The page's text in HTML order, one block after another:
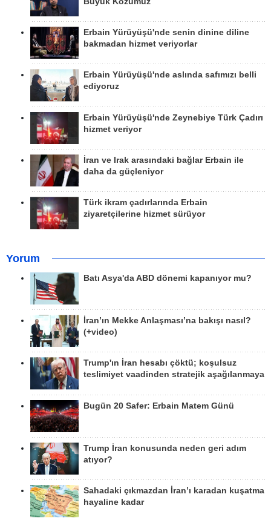
Erbain Yürüyüşü'nde senin dinine diline
bakmadan hizmet veriyorlar
Erbain Yürüyüşü'nde aslında safımızı belli
ediyoruz
Erbain Yürüyüşü'nde Zeynebiye Türk Çadırı
hizmet veriyor
İran ve Irak arasındaki bağlar Erbain ile
daha da güçleniyor
Türk ikram çadırlarında Erbain
ziyaretçilerine hizmet sürüyor
Yorum
Batı Asya'da ABD dönemi kapanıyor mu?
İran’ın Mekke Anlaşması’na bakışı nasıl?
(+video)
Trump'ın İran hesabı çöktü; koşulsuz
teslimiyet vaadinden stratejik aşağılanmaya
Bugün 20 Safer: Erbain Matem Günü
Trump İran konusunda neden geri adım
atıyor?
Sahadaki çıkmazdan İran’ı karadan kuşatma
hayaline kadar